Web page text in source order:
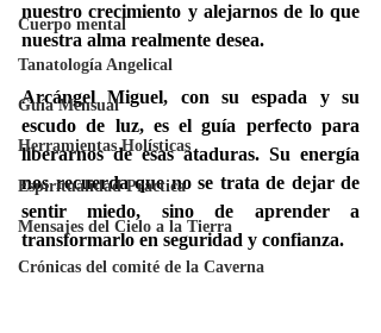
Cuerpo mental
Tanatología Angelical
Guía Mensual
Herramientas Holísticas
Espiritualidad Práctica
Mensajes del Cielo a la Tierra
Crónicas del comité de la Caverna
nuestro crecimiento y alejarnos de lo que
nuestra alma realmente desea.
Arcángel Miguel, con su espada y su
escudo de luz, es el guía perfecto para
liberarnos de esas ataduras. Su energía
nos recuerda que no se trata de dejar de
sentir miedo, sino de aprender a
transformarlo en seguridad y confianza.